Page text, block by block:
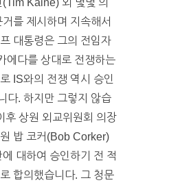
를 제시하며 지속해서
대통령은 그의 전임자
에다를 상대로 전쟁하는
IS와의 전쟁 역시 승인
다. 하지만 그렇지 않습
후 상원 외교위원회 의장
밥 코커(Bob Corker)
대하여 승인하기 전 적
합의했습니다. 그 청문